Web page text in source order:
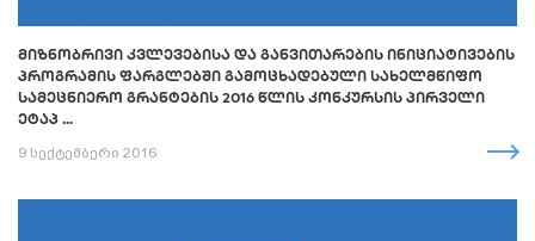
ᲛᲘᲖᲜᲝᲑᲠᲘᲕᲘ ᲙᲕᲚᲔᲕᲔᲑᲘᲡᲐ ᲓᲐ ᲒᲐᲜᲕᲘᲗᲐᲠᲔᲑᲘᲡ ᲘᲜᲘᲪᲘᲐᲢᲘᲕᲔᲑᲘᲡ
ᲞᲠᲝᲒᲠᲐᲛᲘᲡ ᲤᲐᲠᲒᲚᲔᲑᲨᲘ ᲒᲐᲛᲝᲪᲮᲐᲓᲔᲑᲣᲚᲘ ᲡᲐᲮᲔᲚᲛᲬᲘᲤᲝ
ᲡᲐᲛᲔᲪᲜᲘᲔᲠᲝ ᲒᲠᲐᲜᲢᲔᲑᲘᲡ 2016 ᲬᲚᲘᲡ ᲙᲝᲜᲙᲣᲠᲡᲘᲡ ᲞᲘᲠᲕᲔᲚᲘ
ᲔᲢᲐᲞ ...
9 სექტემბერი 2016